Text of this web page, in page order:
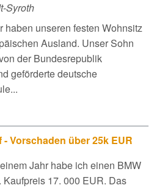
Syroth
haben unseren festen Wohnsitz
Ausland. Unser Sohn
der Bundesrepublik
geförderte deutsche
Vorschaden über 25k EUR
Jahr habe ich einen BMW
Kaufpreis 17. 000 EUR. Das